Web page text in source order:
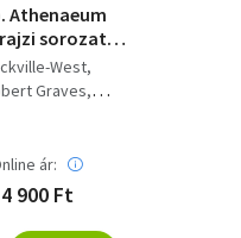
Athenaeum
sorozat
Johanna + Én,
+ Nero +
West
Graves
Bainville
Frank Thiess
ár:
4 900 Ft